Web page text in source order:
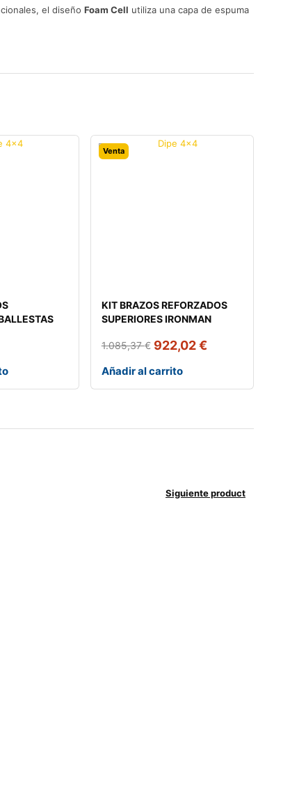
el diseño Foam Cell utiliza una capa de espuma
Venta
KIT BRAZOS REFORZADOS
SUPERIORES IRONMAN
1.085,37€ 922,02€
Añadir al carrito
Siguiente product